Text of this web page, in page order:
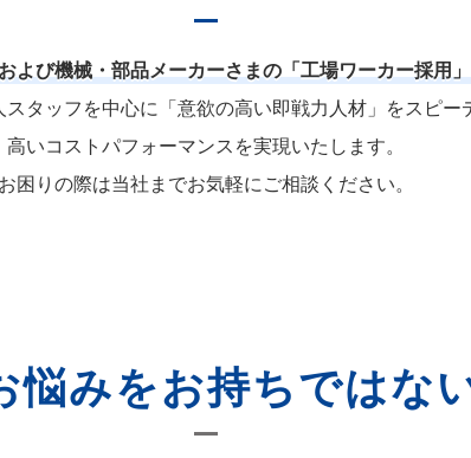
よび機械・部品メーカーさまの「工場ワーカー採用
タッフを中心に「意欲の高い即戦力人材」をスピー
高いコストパフォーマンスを実現いたします。
お困りの際は当社までお気軽にご相談ください。
悩みをお持ちではな